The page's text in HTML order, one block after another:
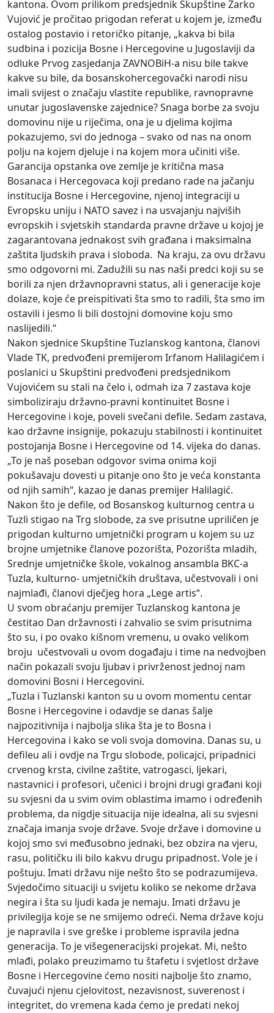
kantona. Ovom prilikom predsjednik Skupštine Žarko
Vujović je pročitao prigodan referat u kojem je, između
ostalog postavio i retoričko pitanje, „kakva bi bila
sudbina i pozicija Bosne i Hercegovine u Jugoslaviji da
odluke Prvog zasjedanja ZAVNOBiH-a nisu bile takve
kakve su bile, da bosanskohercegovački narodi nisu
imali svijest o značaju vlastite republike, ravnopravne
unutar jugoslavenske zajednice? Snaga borbe za svoju
domovinu nije u riječima, ona je u djelima kojima
pokazujemo, svi do jednoga – svako od nas na onom
polju na kojem djeluje i na kojem mora učiniti više.
Garancija opstanka ove zemlje je kritična masa
Bosanaca i Hercegovaca koji predano rade na jačanju
institucija Bosne i Hercegovine, njenoj integraciji u
Evropsku uniju i NATO savez i na usvajanju najviših
evropskih i svjetskih standarda pravne države u kojoj je
zagarantovana jednakost svih građana i maksimalna
zaštita ljudskih prava i sloboda. Na kraju, za ovu državu
smo odgovorni mi. Zadužili su nas naši predci koji su se
borili za njen državnopravni status, ali i generacije koje
dolaze, koje će preispitivati šta smo to radili, šta smo im
ostavili i jesmo li bili dostojni domovine koju smo
naslijedili.“
Nakon sjednice Skupštine Tuzlanskog kantona, članovi
Vlade TK, predvođeni premijerom Irfanom Halilagićem i
poslanici u Skupštini predvođeni predsjednikom
Vujovićem su stali na čelo i, odmah iza 7 zastava koje
simboliziraju državno-pravni kontinuitet Bosne i
Hercegovine i koje, poveli svečani defile. Sedam zastava,
kao državne insignije, pokazuju stabilnosti i kontinuitet
postojanja Bosne i Hercegovine od 14. vijeka do danas.
„To je naš poseban odgovor svima onima koji
pokušavaju dovesti u pitanje ono što je veća konstanta
od njih samih“, kazao je danas premijer Halilagić.
Nakon što je defile, od Bosanskog kulturnog centra u
Tuzli stigao na Trg slobode, za sve prisutne upriličen je
prigodan kulturno umjetnički program u kojem su uz
brojne umjetnike članove pozorišta, Pozorišta mladih,
Srednje umjetničke škole, vokalnog ansambla BKC-a
Tuzla, kulturno- umjetničkih društava, učestvovali i oni
najmlađi, članovi dječjeg hora „Lege artis“.
U svom obraćanju premijer Tuzlanskog kantona je
čestitao Dan državnosti i zahvalio se svim prisutnima
što su, i po ovako kišnom vremenu, u ovako velikom
broju učestvovali u ovom događaju i time na nedvojben
način pokazali svoju ljubav i privrženost jednoj nam
domovini Bosni i Hercegovini.
„Tuzla i Tuzlanski kanton su u ovom momentu centar
Bosne i Hercegovine i odavdje se danas šalje
najpozitivnija i najbolja slika šta je to Bosna i
Hercegovina i kako se voli svoja domovina. Danas su, u
defileu ali i ovdje na Trgu slobode, policajci, pripadnici
crvenog krsta, civilne zaštite, vatrogasci, ljekari,
nastavnici i profesori, učenici i brojni drugi građani koji
su svjesni da u svim ovim oblastima imamo i određenih
problema, da nigdje situacija nije idealna, ali su svjesni
značaja imanja svoje države. Svoje države i domovine u
kojoj smo svi međusobno jednaki, bez obzira na vjeru,
rasu, političku ili bilo kakvu drugu pripadnost. Vole je i
poštuju. Imati državu nije nešto što se podrazumijeva.
Svjedočimo situaciji u svijetu koliko se nekome država
negira i šta su ljudi kada je nemaju. Imati državu je
privilegija koje se ne smijemo odreći. Nema države koju
je napravila i sve greške i probleme ispravila jedna
generacija. To je višegeneracijski projekat. Mi, nešto
mlađi, polako preuzimamo tu štafetu i svjetlost države
Bosne i Hercegovine ćemo nositi najbolje što znamo,
čuvajući njenu cjelovitost, nezavisnost, suverenost i
integritet, do vremena kada ćemo je predati nekoj